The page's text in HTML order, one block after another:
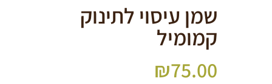
שמן עיסוי לתינוק
קמומיל
₪75.00